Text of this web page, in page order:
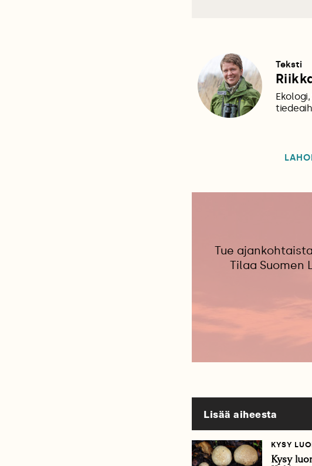
Teksti
Tue
Tilaa Suomen
Lisää aiheesta
KYSY
Kysy